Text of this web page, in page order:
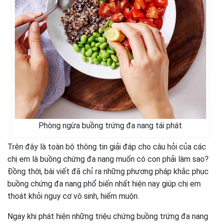
Phòng ngừa buồng trứng đa nang tái phát
Trên đây là toàn bộ thông tin giải đáp cho câu hỏi của các
chị em là buồng chứng đa nang muốn có con phải làm sao?
Đồng thời, bài viết đã chỉ ra những phương pháp khắc phục
buồng chứng đa nang phổ biến nhất hiện nay giúp chị em
thoát khỏi nguy cơ vô sinh, hiếm muộn.
Ngay khi phát hiện những triệu chứng buồng trứng đa nang